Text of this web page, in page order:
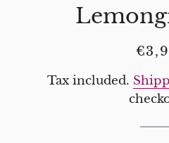
Sale
Tax included.